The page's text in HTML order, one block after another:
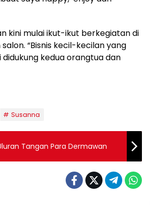
kini mulai ikut-ikut berkegiatan di
“Bisnis kecil-kecilan yang
kedua orangtua dan
Susanna
Tangan Para Dermawan